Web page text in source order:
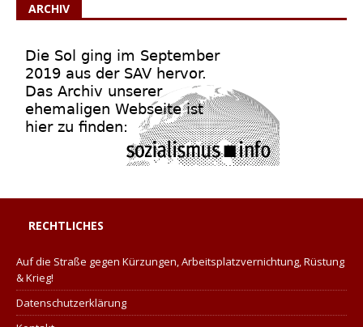
ARCHIV
RECHTLICHES
Auf die Straße gegen Kürzungen, Arbeitsplatzvernichtung, Rüstung
& Krieg!
Datenschutzerklärung